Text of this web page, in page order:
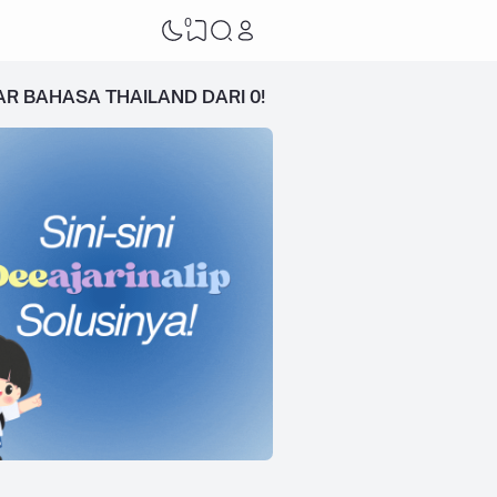
0
BAHASA THAILAND DARI 0!